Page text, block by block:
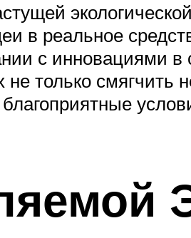
в реальное
с инновациями в
только смягчить